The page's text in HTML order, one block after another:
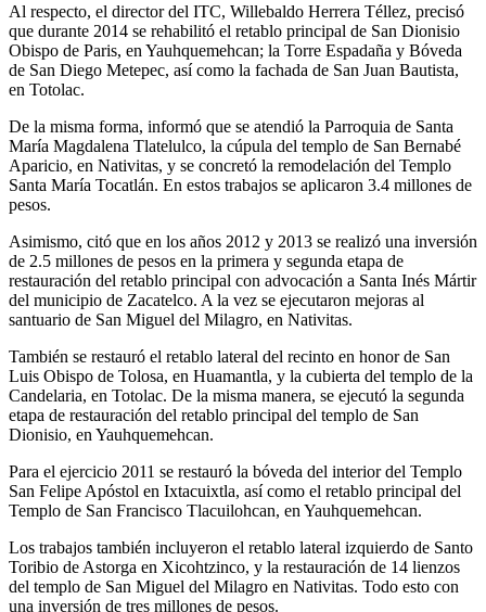
Al respecto, el director del ITC, Willebaldo Herrera Téllez, precisó
que durante 2014 se rehabilitó el retablo principal de San Dionisio
Obispo de Paris, en Yauhquemehcan; la Torre Espadaña y Bóveda
de San Diego Metepec, así como la fachada de San Juan Bautista,
en Totolac.
De la misma forma, informó que se atendió la Parroquia de Santa
María Magdalena Tlatelulco, la cúpula del templo de San Bernabé
Aparicio, en Nativitas, y se concretó la remodelación del Templo
Santa María Tocatlán. En estos trabajos se aplicaron 3.4 millones de
pesos.
Asimismo, citó que en los años 2012 y 2013 se realizó una inversión
de 2.5 millones de pesos en la primera y segunda etapa de
restauración del retablo principal con advocación a Santa Inés Mártir
del municipio de Zacatelco. A la vez se ejecutaron mejoras al
santuario de San Miguel del Milagro, en Nativitas.
También se restauró el retablo lateral del recinto en honor de San
Luis Obispo de Tolosa, en Huamantla, y la cubierta del templo de la
Candelaria, en Totolac. De la misma manera, se ejecutó la segunda
etapa de restauración del retablo principal del templo de San
Dionisio, en Yauhquemehcan.
Para el ejercicio 2011 se restauró la bóveda del interior del Templo
San Felipe Apóstol en Ixtacuixtla, así como el retablo principal del
Templo de San Francisco Tlacuilohcan, en Yauhquemehcan.
Los trabajos también incluyeron el retablo lateral izquierdo de Santo
Toribio de Astorga en Xicohtzinco, y la restauración de 14 lienzos
del templo de San Miguel del Milagro en Nativitas. Todo esto con
una inversión de tres millones de pesos.